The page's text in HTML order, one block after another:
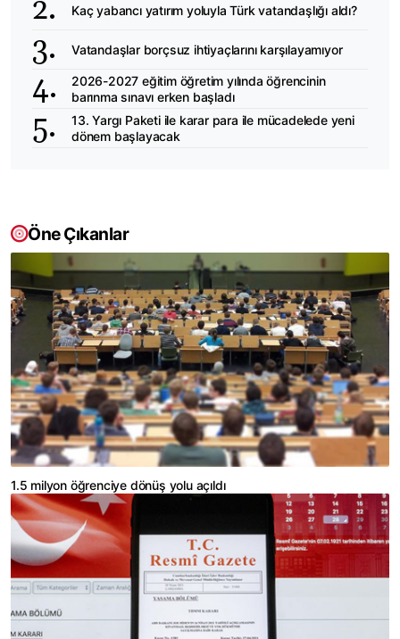
Kaç yabancı yatırım yoluyla Türk vatandaşlığı aldı?
Vatandaşlar borçsuz ihtiyaçlarını karşılayamıyor
2026-2027 eğitim öğretim yılında öğrencinin
barınma sınavı erken başladı
13. Yargı Paketi ile karar para ile mücadelede yeni
dönem başlayacak
Öne Çıkanlar
1.5 milyon öğrenciye dönüş yolu açıldı